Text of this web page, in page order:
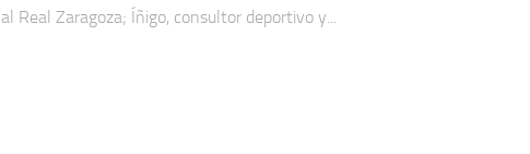
al Real Zaragoza; Íñigo, consultor deportivo y...